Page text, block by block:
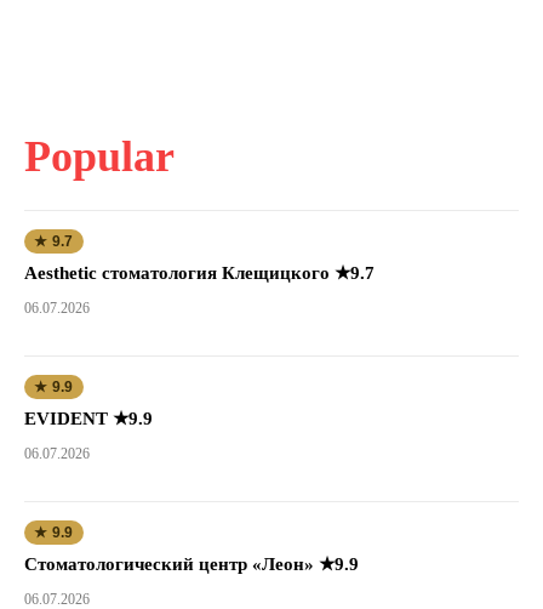
Popular
★ 9.7
Aesthetic стоматология Клещицкого ★9.7
06.07.2026
★ 9.9
EVIDENT ★9.9
06.07.2026
★ 9.9
Стоматологический центр «Леон» ★9.9
06.07.2026